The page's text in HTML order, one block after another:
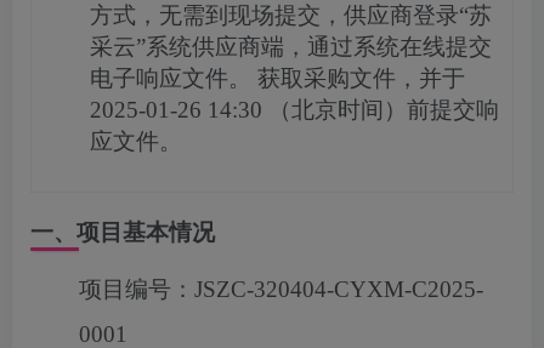
方式，无需到现场提交，供应商登录“苏
采云”系统供应商端，通过系统在线提交
电子响应文件。
获取采购文件，并于
2025-01-26 14:30 （北京时间）前提交响
应文件。
一、项目基本情况
项目编号： JSZC-320404-CYXM-C2025-
0001